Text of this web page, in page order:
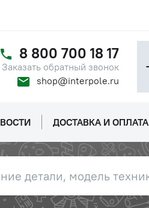
8 800 700 18 17
Заказать обратный звонок
shop@interpole.ru
ДОСТАВКА И ОПЛАТА